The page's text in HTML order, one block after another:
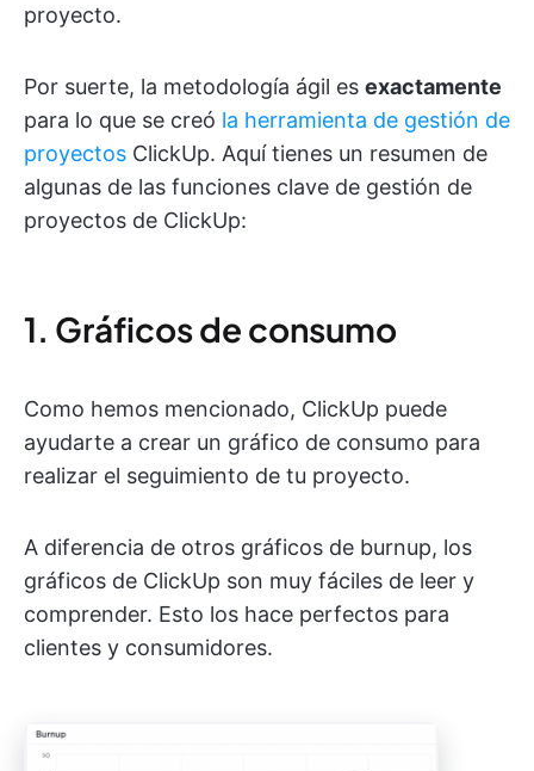
proyecto.
Por suerte, la metodología ágil es exactamente
para lo que se creó la herramienta de gestión de
proyectos ClickUp. Aquí tienes un resumen de
algunas de las funciones clave de gestión de
proyectos de ClickUp:
1. Gráficos de consumo
Como hemos mencionado, ClickUp puede
ayudarte a crear un gráfico de consumo para
realizar el seguimiento de tu proyecto.
A diferencia de otros gráficos de burnup, los
gráficos de ClickUp son muy fáciles de leer y
comprender. Esto los hace perfectos para
clientes y consumidores.